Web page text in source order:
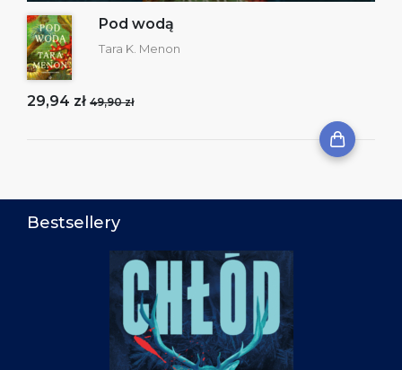
Pod wodą
Tara K. Menon
29,94 zł 49,90 zł
Bestsellery